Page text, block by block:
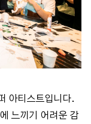
아티스트입니다.
느끼기 어려운 감